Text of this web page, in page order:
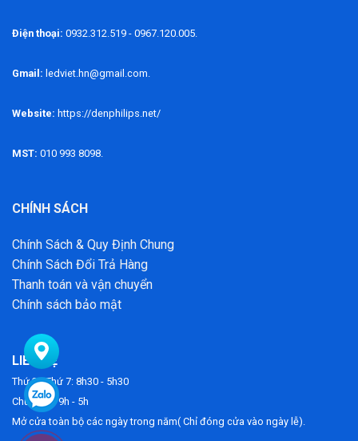
Điện thoại: 0932.312.519 - 0967.120.005.
Gmail: ledviet.hn@gmail.com.
Website: https://denphilips.net/
MST: 010 993 8098.
CHÍNH SÁCH
Chính Sách & Quy Định Chung
Chính Sách Đổi Trả Hàng
Thanh toán và vận chuyển
Chính sách bảo mật
LIÊN HỆ
Thứ 2 - Thứ 7: 8h30 - 5h30
Chủ Nhật: 9h - 5h
Mở cửa toàn bộ các ngày trong năm( Chỉ đóng cửa vào ngày lễ).